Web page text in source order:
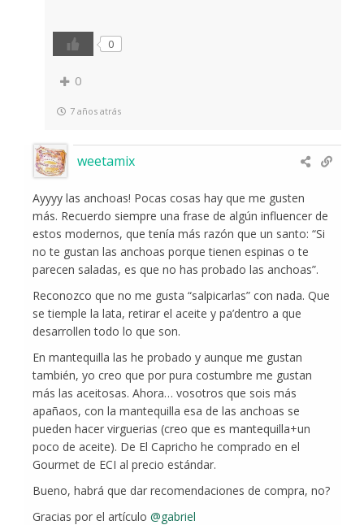
0
0
7 años atrás
weetamix
Ayyyy las anchoas! Pocas cosas hay que me gusten
más. Recuerdo siempre una frase de algún influencer de
estos modernos, que tenía más razón que un santo: “Si
no te gustan las anchoas porque tienen espinas o te
parecen saladas, es que no has probado las anchoas”.
Reconozco que no me gusta “salpicarlas” con nada. Que
se tiemple la lata, retirar el aceite y pa’dentro a que
desarrollen todo lo que son.
En mantequilla las he probado y aunque me gustan
también, yo creo que por pura costumbre me gustan
más las aceitosas. Ahora… vosotros que sois más
apañaos, con la mantequilla esa de las anchoas se
pueden hacer virguerias (creo que es mantequilla+un
poco de aceite). De El Capricho he comprado en el
Gourmet de ECI al precio estándar.
Bueno, habrá que dar recomendaciones de compra, no?
Gracias por el artículo@gabriel